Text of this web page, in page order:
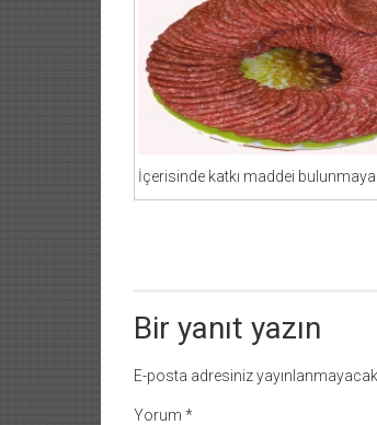
İçerisinde katkı maddei
Bir yanıt yazın
E-posta adresiniz yayınlanmayacak.
Yorum *